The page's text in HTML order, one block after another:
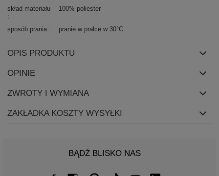
skład materiału 100% poliester
sposób prania pranie w pralce w 30°C
OPIS PRODUKTU
OPINIE
ZWROTY I WYMIANA
ZAKŁADKA KOSZTY WYSYŁKI
BĄDŹ BLISKO NAS